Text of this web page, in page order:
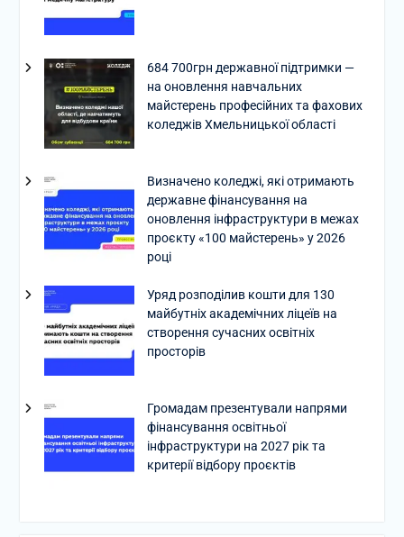
684 700грн державної підтримки —
на оновлення навчальних
майстерень професійних та фахових
коледжів Хмельницької області
Визначено коледжі, які отримають
державне фінансування на
оновлення інфраструктури в межах
проєкту «100 майстерень» у 2026
році
Уряд розподілив кошти для 130
майбутніх академічних ліцеїв на
створення сучасних освітніх
просторів
Громадам презентували напрями
фінансування освітньої
інфраструктури на 2027 рік та
критерії відбору проєктів